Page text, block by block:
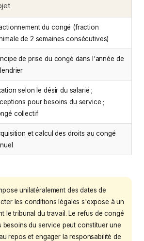
du congé (fraction
de 2 semaines consécutives)
de prise du congé dans l'année de
selon le désir du salarié ;
pour besoins du service ;
collectif
et calcul des droits au congé
unilatéralement des dates de
les conditions légales s'expose à un
le tribunal du travail. Le refus de congé
besoins du service peut constituer une
repos et engager la responsabilité de